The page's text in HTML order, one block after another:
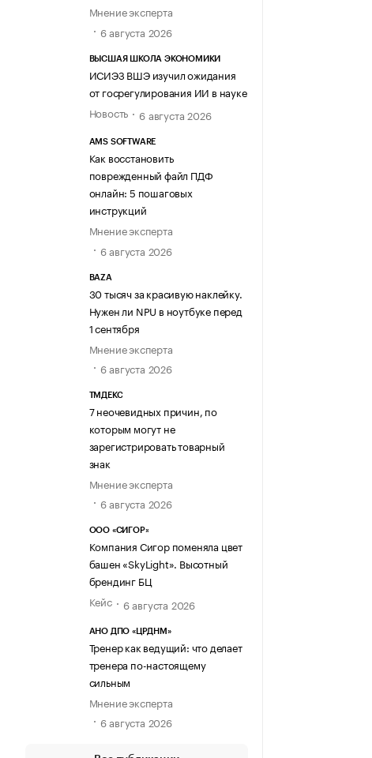
Мнение эксперта
6 августа 2026
ВЫСШАЯ ШКОЛА ЭКОНОМИКИ
ИСИЭЗ ВШЭ изучил ожидания
от госрегулирования ИИ в науке
Новость
6 августа 2026
AMS SOFTWARE
Как восстановить
поврежденный файл ПДФ
онлайн: 5 пошаговых
инструкций
Мнение эксперта
6 августа 2026
BAZA
30 тысяч за красивую наклейку.
Нужен ли NPU в ноутбуке перед
1 сентября
Мнение эксперта
6 августа 2026
ТМДЕКС
7 неочевидных причин, по
которым могут не
зарегистрировать товарный
знак
Мнение эксперта
6 августа 2026
ООО «СИГОР»
Компания Сигор поменяла цвет
башен «SkyLight». Высотный
брендинг БЦ
Кейс
6 августа 2026
АНО ДПО «ЦРДНМ»
Тренер как ведущий: что делает
тренера по-настоящему
сильным
Мнение эксперта
6 августа 2026